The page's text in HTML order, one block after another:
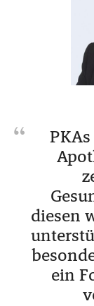
diesen
ein